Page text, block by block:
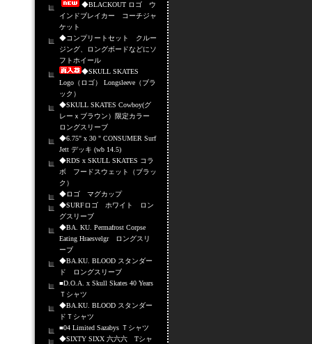
◆BLACKOUT ロゴ ウ
インドブレイカー コーチジャ
ケット
◆コンプリートセット クルー
ジング、ロングボードなどにソ
フトホイール
◆SKULL SKATES
Logo（ロゴ） Longsleeve（ブラ
ック）
◆SKULL SKATES Cowboy(グ
レーｘブラウン）限定カラー
ロングスリーブ
◆6.75" x 30 " CONSUMER Surf
Jett デッキ (wb 14.5)
◆RDS x SKULL SKATES コラ
ボ フードスウェット（ブラッ
ク）
◆ロゴ マグカップ
◆SURFロゴ ホワイト ロン
グスリーブ
◆BA. KU. Permafrost Corpse
Eating Hraesvelgr ロングスリ
ーブ
◆BA.KU. BLOOD スタンダー
ド ロングスリーブ
■D.O.A. x Skull Skates 40 Years
Ｔシャツ
◆BA.KU. BLOOD スタンダー
ドＴシャツ
■04 Limited Sazabys Ｔシャツ
◆SIXTY SIXX 六六六 Tシャ